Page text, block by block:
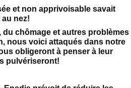
et non apprivoisable savait
nez!
du chômage et autres problèmes
nous voici attaqués dans notre
obligeront à penser à leur
pulvériseront!